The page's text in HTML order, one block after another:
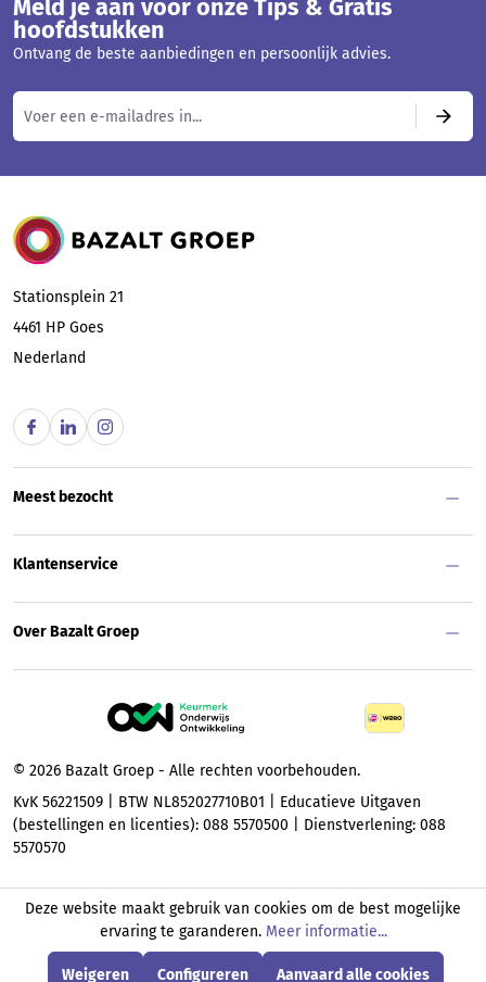
Meld je aan voor onze Tips & Gratis
hoofdstukken
Ontvang de beste aanbiedingen en persoonlijk advies.
Bazalt Groep
Stationsplein 21
4461 HP Goes
Nederland
Meest bezocht
Klantenservice
Over Bazalt Groep
© 2026 Bazalt Groep - Alle rechten voorbehouden.
KvK 56221509 | BTW NL852027710B01 | Educatieve Uitgaven
(bestellingen en licenties): 088 5570500 | Dienstverlening: 088
5570570
Deze website maakt gebruik van cookies om de best mogelijke
ervaring te garanderen. Meer informatie...
Weigeren Configureren Aanvaard alle cookies